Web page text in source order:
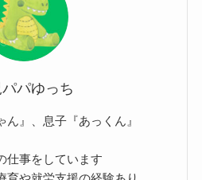
パゆっち
』、息子『あっくん』
仕事をしています